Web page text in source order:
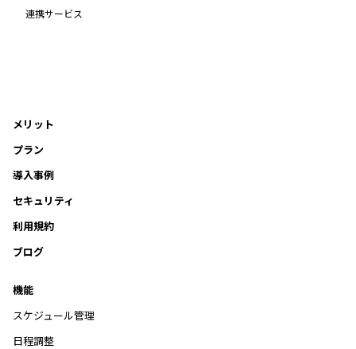
連携サービス
メリット
プラン
導入事例
セキュリティ
利用規約
ブログ
機能
スケジュール管理
日程調整